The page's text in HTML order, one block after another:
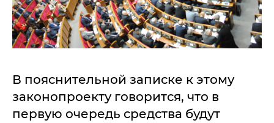
В пояснительной записке к этому
законопроекту говорится, что в
первую очередь средства будут